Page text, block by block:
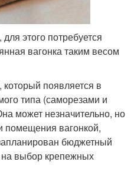
этого потребуется
вагонка таким весом
появляется в
типа (саморезами и
может незначительно, но
помещения вагонкой,
бюджетный
на выбор крепежных